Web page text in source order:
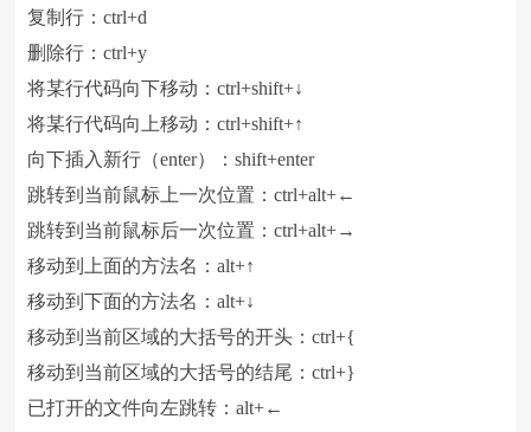
复制行：ctrl+d
删除行：ctrl+y
将某行代码向下移动：ctrl+shift+↓
将某行代码向上移动：ctrl+shift+↑
向下插入新行（enter）：shift+enter
跳转到当前鼠标上一次位置：ctrl+alt+←
跳转到当前鼠标后一次位置：ctrl+alt+→
移动到上面的方法名：alt+↑
移动到下面的方法名：alt+↓
移动到当前区域的大括号的开头：ctrl+{
移动到当前区域的大括号的结尾：ctrl+}
已打开的文件向左跳转：alt+←